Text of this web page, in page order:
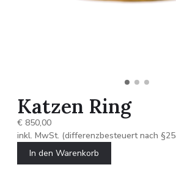
Katzen Ring
€ 850,00
inkl. MwSt. (differenzbesteuert nach
In den Warenkorb